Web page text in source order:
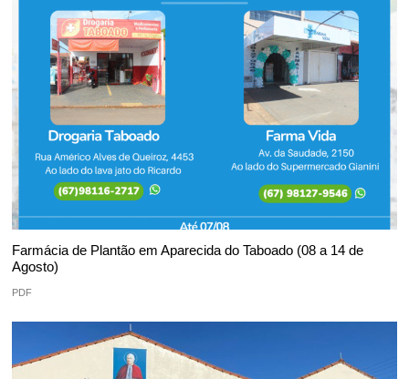
Farmácia de Plantão em Aparecida do Taboado (08 a 14 de
Agosto)
PDF